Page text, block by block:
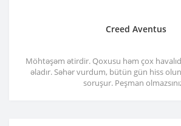
Creed Aventus
Möhtəşəm ətirdir. Qoxusu həm çox
əladır. Səhər vurdum, bütün gün hiss
soruşur. Peşman